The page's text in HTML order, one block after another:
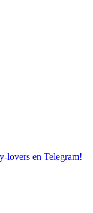
lovers en Telegram!